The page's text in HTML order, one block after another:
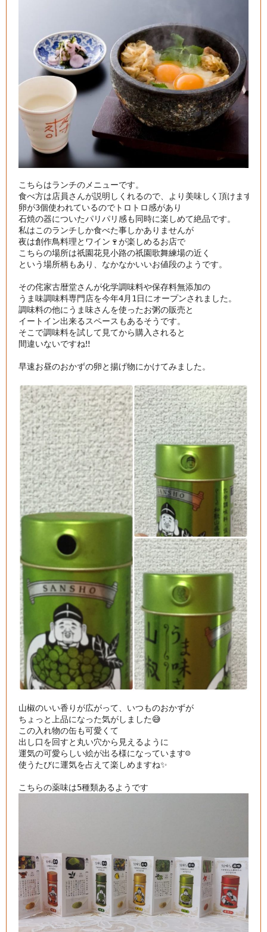
こちらはランチのメニューです。
食べ方は店員さんが説明しくれるので、より美味しく頂けます！
卵が3個使われているのでトロトロ感があり
石焼の器についたパリパリ感も同時に楽しめて絶品です。
私はこのランチしか食べた事しかありませんが
夜は創作鳥料理とワイン🍷が楽しめるお店で
こちらの場所は祇園花見小路の祇園歌舞練場の近く
という場所柄もあり、なかなかいいお値段のようです。
その侘家古暦堂さんが化学調味料や保存料無添加の
うま味調味料専門店を今年4月1日にオープンされました。
調味料の他にうま味さんを使ったお粥の販売と
イートイン出来るスペースもあるそうです。
そこで調味料を試して見てから購入されると
間違いないですね‼️
早速お昼のおかずの卵と揚げ物にかけてみました。
山椒のいい香りが広がって、いつものおかずが
ちょっと上品になった気がしました😅
この入れ物の缶も可愛くて
出し口を回すと丸い穴から見えるように
運気の可愛らしい絵が出る様になっています☺️
使うたびに運気を占えて楽しめますね✨